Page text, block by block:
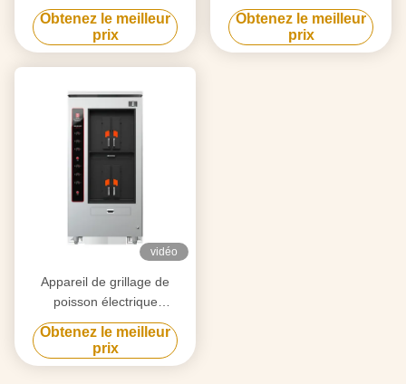
compartiments 350 kg
Obtenez le meilleur
prix
compartiments 8 poissons à
la fois
Obtenez le meilleur
prix
vidéo
Appareil de grillage de
poisson électrique
commercial à double couche
4 compartiments
Obtenez le meilleur
prix